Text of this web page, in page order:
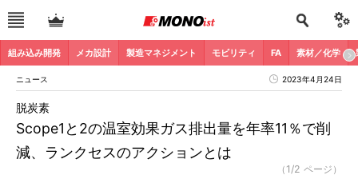
組み込み開発 メカ設計 製造マネジメント モビリティ FA 素材／化学
ニュース 2023年4月24日
Scope1と2の温室効果ガス排出量を年率11％で削
減、ランクセスのアクションとは
脱炭素
（1/2 ページ）